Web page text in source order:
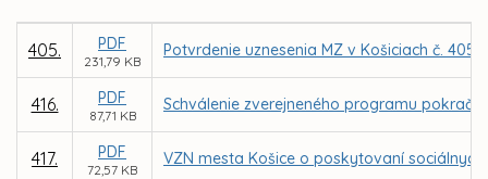
405. PDF
231,79 KB
Potvrdenie uznesenia MZ v Košiciach č.
416. PDF
87,71 KB
Schválenie zverejneného programu
417. PDF
72,57 KB
VZN mesta Košice o poskytovaní